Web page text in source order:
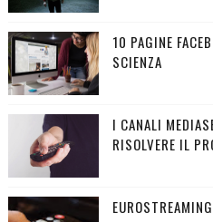
10 PAGINE
SCIENZA
I CANALI
RISOLVERE IL